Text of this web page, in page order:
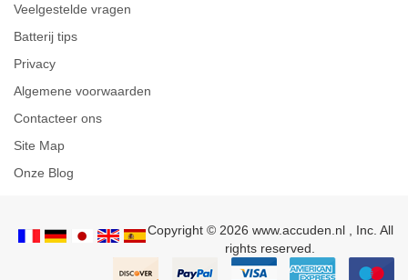
Veelgestelde vragen
Batterij tips
Privacy
Algemene voorwaarden
Contacteer ons
Site Map
Onze Blog
Copyright © 2026 www.accuden.nl , Inc. All
rights reserved.